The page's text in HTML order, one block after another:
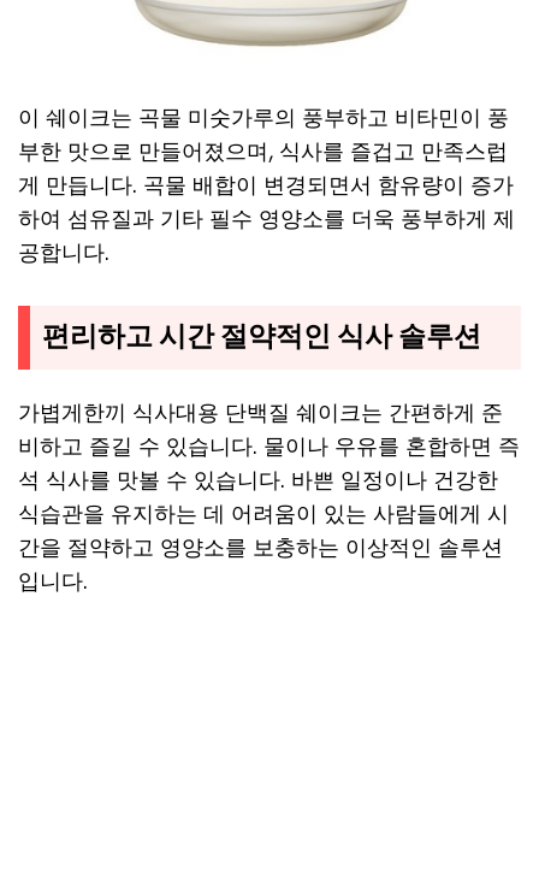
이 쉐이크는 곡물 미숫가루의 풍부하고 비타민이 풍
부한 맛으로 만들어졌으며, 식사를 즐겁고 만족스럽
게 만듭니다. 곡물 배합이 변경되면서 함유량이 증가
하여 섬유질과 기타 필수 영양소를 더욱 풍부하게 제
공합니다.
편리하고 시간 절약적인 식사 솔루션
가볍게한끼 식사대용 단백질 쉐이크는 간편하게 준
비하고 즐길 수 있습니다. 물이나 우유를 혼합하면 즉
석 식사를 맛볼 수 있습니다. 바쁜 일정이나 건강한
식습관을 유지하는 데 어려움이 있는 사람들에게 시
간을 절약하고 영양소를 보충하는 이상적인 솔루션
입니다.